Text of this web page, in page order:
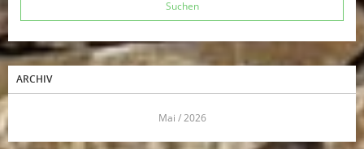
ARCHIV
Mai / 2026